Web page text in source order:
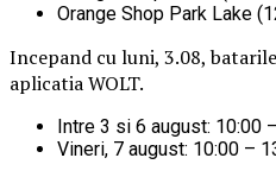
Orange Shop Park Lake
Incepand cu luni, 3.08,
aplicatia WOLT.
Intre 3 si 6 august: 10:00
Vineri, 7 august: 10:00 –